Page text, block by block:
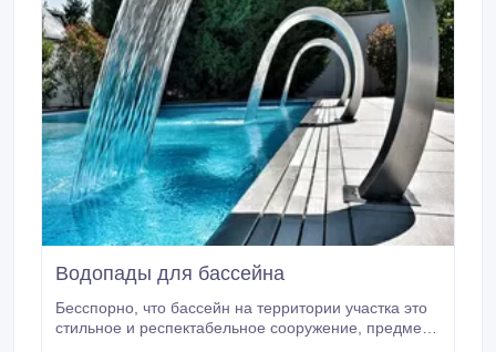
Водопады для бассейна
Бесспорно, что бассейн на территории участка это
стильное и респектабельное сооружение, предмет